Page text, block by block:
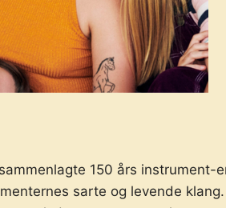
150 års instrument-
sarte og levende